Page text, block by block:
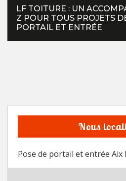
LF TOITURE : UN
Z POUR TOUS PROJETS
PORTAIL ET ENTRÉE
Nous
Pose de portail et entrée Aix